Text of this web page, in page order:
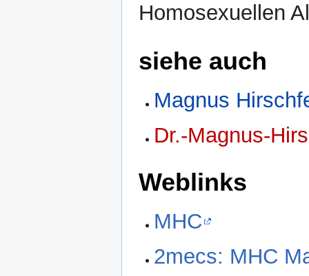
Homosexuellen
siehe auch
Magnus
Dr.-Magnus-
Weblinks
MHC
2mecs: MHC